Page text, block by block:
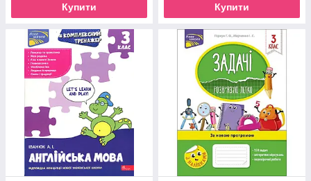
Купити Купити